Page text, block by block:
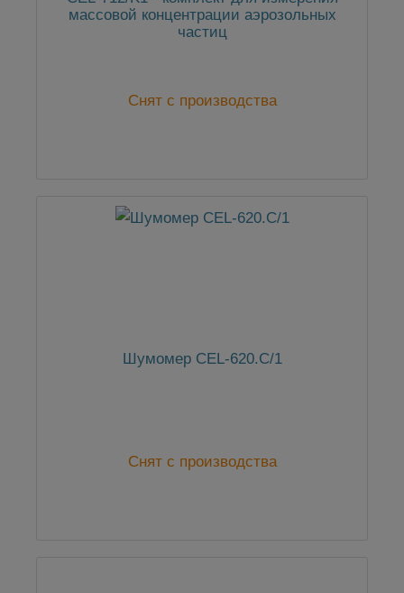
массовой концентрации аэрозольных
частиц
Снят с производства
Шумомер CEL-620.C/1
Снят с производства